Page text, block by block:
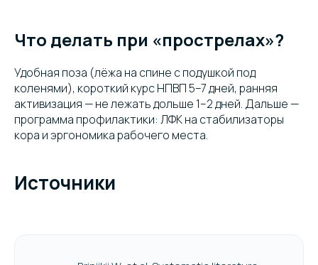
Что делать при «прострелах»?
Удобная поза (лёжа на спине с подушкой под
коленями), короткий курс НПВП 5–7 дней, ранняя
активизация — не лежать дольше 1–2 дней. Дальше —
программа профилактики: ЛФК на стабилизаторы
кора и эргономика рабочего места.
Источники